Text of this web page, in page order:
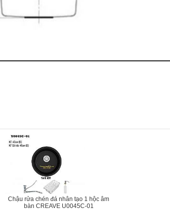
Chậu rửa chén đá nhân tạo 1 hộc âm
bàn CREAVE U0045C-01